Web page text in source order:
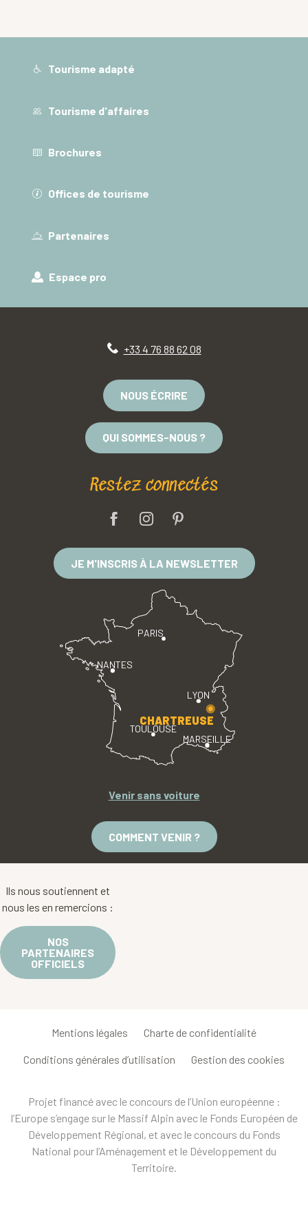
Tourisme adapté
Tourisme d'affaires
Brochures
Offices de tourisme
Partenaires
Espace pro
+33 4 76 88 62 08
NOUS ÉCRIRE
QUI SOMMES-NOUS ?
Restez connectés
JE M'INSCRIS À LA NEWSLETTER
PARIS
LYON
TOULOUSE
MARSEILLE
NANTES
CHARTREUSE
Venir sans voiture
COMMENT VENIR ?
Ils nous soutiennent et
nous les en remercions :
NOS
PARTENAIRES
OFFICIELS
Mentions légales Charte de confidentialité
Conditions générales d’utilisation Gestion des cookies
Projet financé avec le concours de l’Union européenne :
l’Europe s’engage sur le Massif Alpin avec le Fonds Européen de
Développement Régional, et avec le concours du Fonds
National pour l’Aménagement et le Développement du
Territoire.